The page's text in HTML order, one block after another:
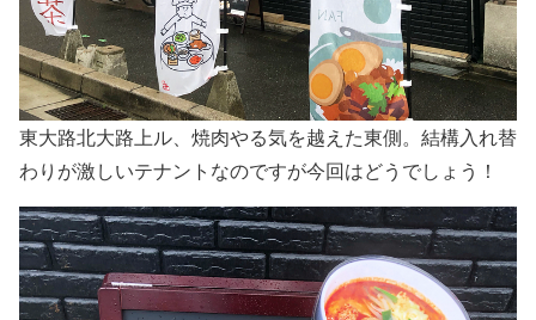
東大路北大路上ル、焼肉やる気を越えた東側。結構入れ替
わりが激しいテナントなのですが今回はどうでしょう！